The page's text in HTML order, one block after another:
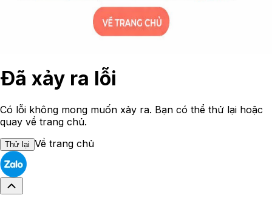
Đã xảy ra lỗi
Có lỗi không mong muốn xảy ra. Bạn có thể thử lại hoặc
quay về trang chủ.
Thử lại Về trang chủ